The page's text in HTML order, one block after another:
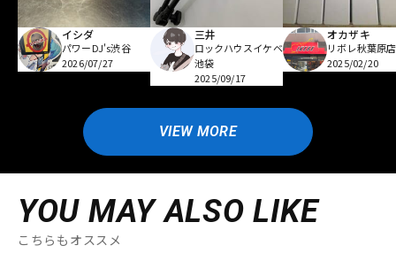
イシダ
パワーDJ's渋谷
2026/07/27
三井
ロックハウスイケベ
池袋
2025/09/17
オカザキ
リボレ秋葉原店
2025/02/20
VIEW MORE
YOU MAY ALSO LIKE
こちらもオススメ